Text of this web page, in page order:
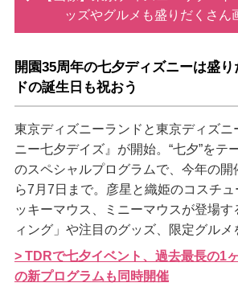
ッズやグルメも盛りだくさん
開園35周年の七夕ディズニーは盛
ドの誕生日も祝おう
東京ディズニーランドと東京ディズニ
ニー七夕デイズ』が開始。“七夕”をテ
のスペシャルプログラムで、今年の開
ら7月7日まで。彦星と織姫のコスチュ
ッキーマウス、ミニーマウスが登場す
ィング」や注目のグッズ、限定グルメ
> TDRで七夕イベント、過去最長の1
の新プログラムも同時開催